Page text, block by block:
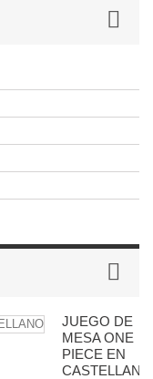
JUEGO DE
MESA ONE
PIECE EN
CASTELLANO